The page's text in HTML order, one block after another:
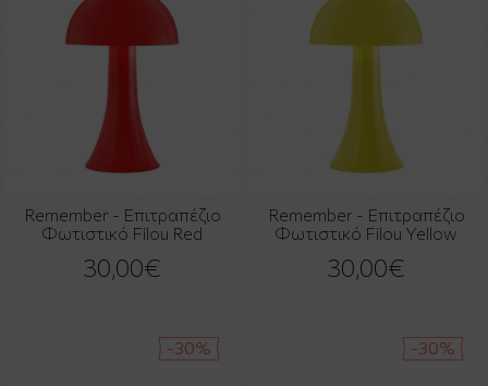
Remember - Επιτραπέζιο
Φωτιστικό Filou Red
30,00€
Remember - Επιτραπέζιο
Φωτιστικό Filou Yellow
30,00€
-30% -30%